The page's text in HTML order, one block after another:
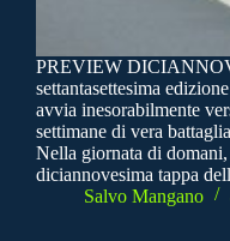
PREVIEW
settantasettesima
avvia inesorabilmente
settimane di vera
Nella giornata di
diciannovesima tappa
Salvo Mangano